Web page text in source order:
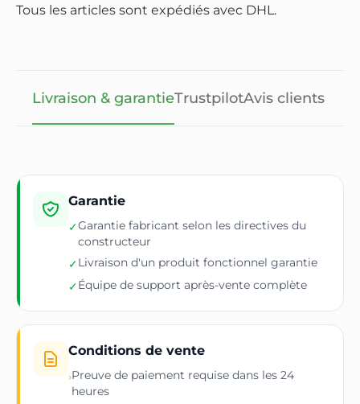
Tous les articles sont expédiés avec DHL.
Livraison & garantieTrustpilotAvis clients
Garantie
✓Garantie fabricant selon les directives du
constructeur
✓Livraison d'un produit fonctionnel garantie
✓Équipe de support après-vente complète
Conditions de vente
›Preuve de paiement requise dans les 24
heures